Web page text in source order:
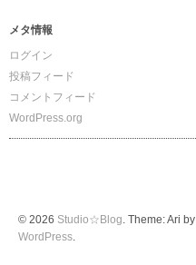
メタ情報
ログイン
投稿フィード
コメントフィード
WordPress.org
© 2026 Studio☆Blog . Theme: Ari by
WordPress